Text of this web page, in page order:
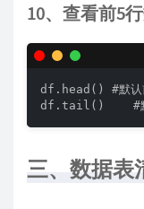
10、查看前5
df.head() #默认
df.tail()    #默
三、数据表